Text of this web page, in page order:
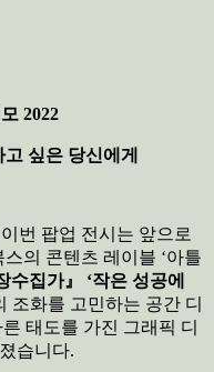
2022
싶은 당신에게
번 팝업 전시는 앞으로
의 콘텐츠 레이블 ‘아틀
수집가』 ‘작은 성공에
조화를 고민하는 공간 디
태도를 가진 그래픽 디
습니다.